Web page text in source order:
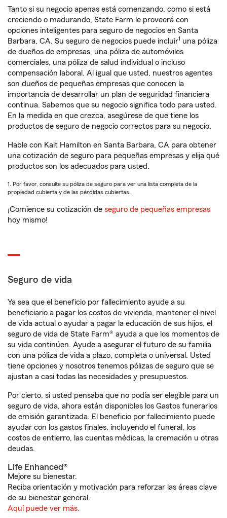
Tanto si su negocio apenas está comenzando, como si está
creciendo o madurando, State Farm le proveerá con
opciones inteligentes para seguro de negocios en Santa
Barbara, CA. Su seguro de negocios puede incluir1 una póliza
de dueños de empresas, una póliza de automóviles
comerciales, una póliza de salud individual o incluso
compensación laboral. Al igual que usted, nuestros agentes
son dueños de pequeñas empresas que conocen la
importancia de desarrollar un plan de seguridad financiera
continua. Sabemos que su negocio significa todo para usted.
En la medida en que crezca, asegúrese de que tiene los
productos de seguro de negocio correctos para su negocio.
Hable con Kait Hamilton en Santa Barbara, CA para obtener
una cotización de seguro para pequeñas empresas y elija qué
productos son los adecuados para usted.
1. Por favor, consulte su póliza de seguro para ver una lista completa de la
propiedad cubierta y de las pérdidas cubiertas.
¡Comience su cotización de seguro de pequeñas empresas
hoy mismo!
Seguro de vida
Ya sea que el beneficio por fallecimiento ayude a su
beneficiario a pagar los costos de vivienda, mantener el nivel
de vida actual o ayudar a pagar la educación de sus hijos, el
seguro de vida de State Farm® ayuda a que los momentos de
su vida continúen. Ayude a asegurar el futuro de su familia
con una póliza de vida a plazo, completa o universal. Usted
tiene opciones y nosotros tenemos pólizas de seguro que se
ajustan a casi todas las necesidades y presupuestos.
Por cierto, si usted pensaba que no podía ser elegible para un
seguro de vida, ahora están disponibles los Gastos funerarios
de emisión garantizada. El beneficio por fallecimiento puede
ayudar con los gastos finales, incluyendo el funeral, los
costos de entierro, las cuentas médicas, la cremación u otras
deudas.
Life Enhanced®
Mejore su bienestar.
Reciba orientación y motivación para reforzar las áreas clave
de su bienestar general.
Aquí puede ver más.